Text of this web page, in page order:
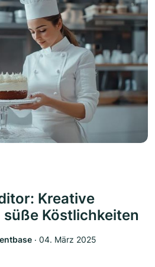
Kreative
Köstlichkeiten
‧ 04. März 2025